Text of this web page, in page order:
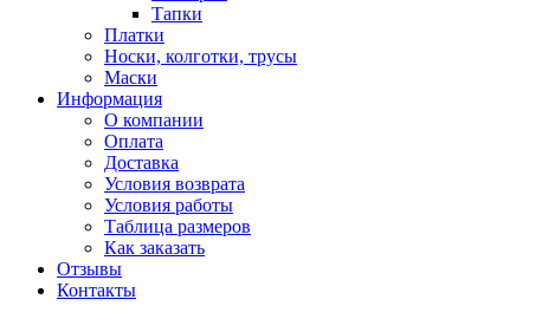
Тапки
Платки
Носки, колготки, трусы
Маски
Информация
О компании
Оплата
Доставка
Условия возврата
Условия работы
Таблица размеров
Как заказать
Отзывы
Контакты